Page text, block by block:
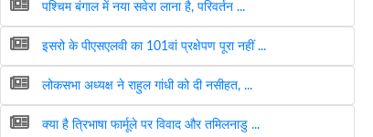
पश्चिम बंगाल में नया सवेरा लाना है, परिवर्तन ...
इसरो के पीएसएलवी का 101वां प्रक्षेपण पूरा नहीं ...
लोकसभा अध्यक्ष ने राहुल गांधी को दी नसीहत, ...
क्या है त्रिभाषा फार्मूले पर विवाद और तमिलनाडु ...